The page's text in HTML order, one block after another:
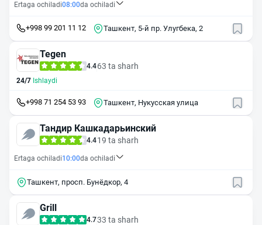
Ertaga ochiladi08:00da ochiladi
+998 99 201 11 12 Ташкент, 5-й пр. Улугбека, 2
Tegen
4.463 ta sharh
24/7 Ishlaydi
+998 71 254 53 93 Ташкент, Нукусская улица
Тандир Кашкадарьинский
4.419 ta sharh
Ertaga ochiladi10:00da ochiladi
Ташкент, просп. Бунёдкор, 4
Grill
4.733 ta sharh